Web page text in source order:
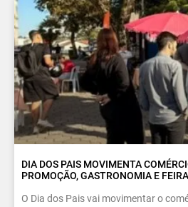
DIA DOS PAIS MOVIMENTA
PROMOÇÃO, GASTRONOMIA E
O Dia dos Pais vai movimentar o